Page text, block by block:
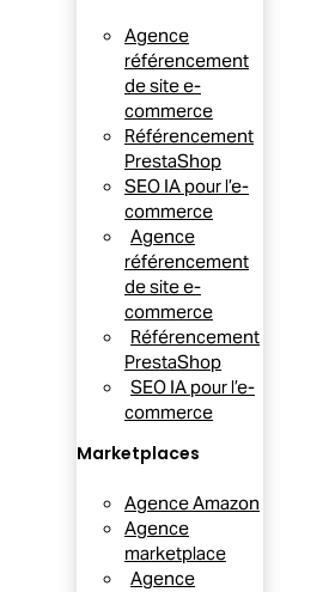
Agence
référencement
de site e-
commerce
Référencement
PrestaShop
SEO IA pour l’e-
commerce
Agence
référencement
de site e-
commerce
Référencement
PrestaShop
SEO IA pour l’e-
commerce
Marketplaces
Agence Amazon
Agence
marketplace
Agence